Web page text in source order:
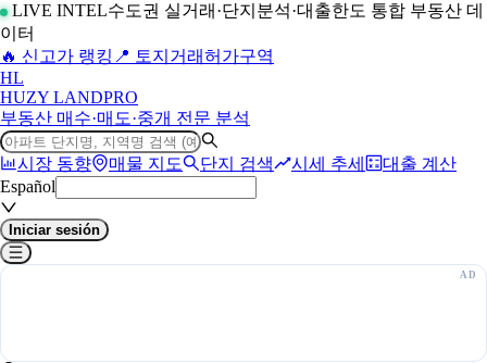
LIVE INTEL수도권 실거래·단지분석·대출한도 통합 부동산 데
이터
🔥 신고가 랭킹 📍 토지거래허가구역
HL
HUZY LANDPRO
부동산 매수·매도·중개 전문 분석
시장 동향 매물 지도 단지 검색 시세 추세
대출 계산
Español
Iniciar sesión